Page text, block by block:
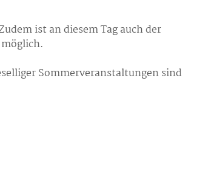
ist an diesem Tag auch der
Sommerveranstaltungen sind